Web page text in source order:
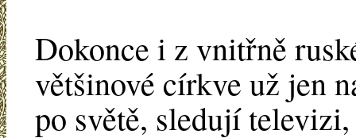
Dokonce i z vnitřně
většinové církve už jen
po světě, sledují